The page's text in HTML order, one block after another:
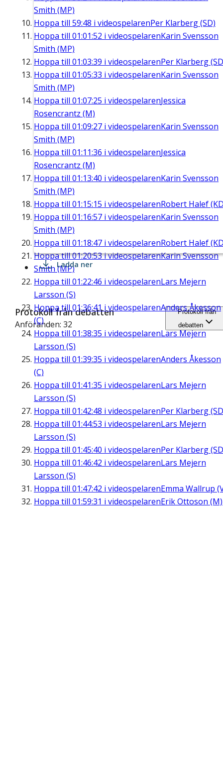
Smith (MP)
Hoppa till 59:48 i videospelarenPer Klarberg (SD)
Hoppa till 01:01:52 i videospelarenKarin Svensson
Smith (MP)
Hoppa till 01:03:39 i videospelarenPer Klarberg
Hoppa till 01:05:33 i videospelarenKarin Svensson
Smith (MP)
Hoppa till 01:07:25 i videospelarenJessica
Rosencrantz (M)
Hoppa till 01:09:27 i videospelarenKarin Svensson
Smith (MP)
Hoppa till 01:11:36 i videospelarenJessica
Rosencrantz (M)
Hoppa till 01:13:40 i videospelarenKarin Svensson
Smith (MP)
Hoppa till 01:15:15 i videospelarenRobert Halef
Hoppa till 01:16:57 i videospelarenKarin Svensson
Smith (MP)
Hoppa till 01:18:47 i videospelarenRobert Halef
Hoppa till01:20:53i videospelarenKarin Svensson
Smith (MP)
Hoppa till 01:22:46 i videospelarenLars Mejern
Larsson (S)
Hoppa till 01:36:41 i videospelarenAnders Åkesson
(C)
Hoppa till 01:38:35 i videospelarenLars Mejern
Larsson (S)
Hoppa till 01:39:35 i videospelarenAnders Åkesson
(C)
Hoppa till 01:41:35 i videospelarenLars Mejern
Larsson (S)
Hoppa till 01:42:48 i videospelarenPer Klarberg
Hoppa till 01:44:53 i videospelarenLars Mejern
Larsson (S)
Hoppa till 01:45:40 i videospelarenPer Klarberg
Hoppa till 01:46:42 i videospelarenLars Mejern
Larsson (S)
Hoppa till 01:47:42 i videospelarenEmma Wallrup
Hoppa till 01:59:31 i videospelarenErik Ottoson (M)
Ladda ner
Protokoll från debatten
Anföranden: 32
Protokoll från
debatten